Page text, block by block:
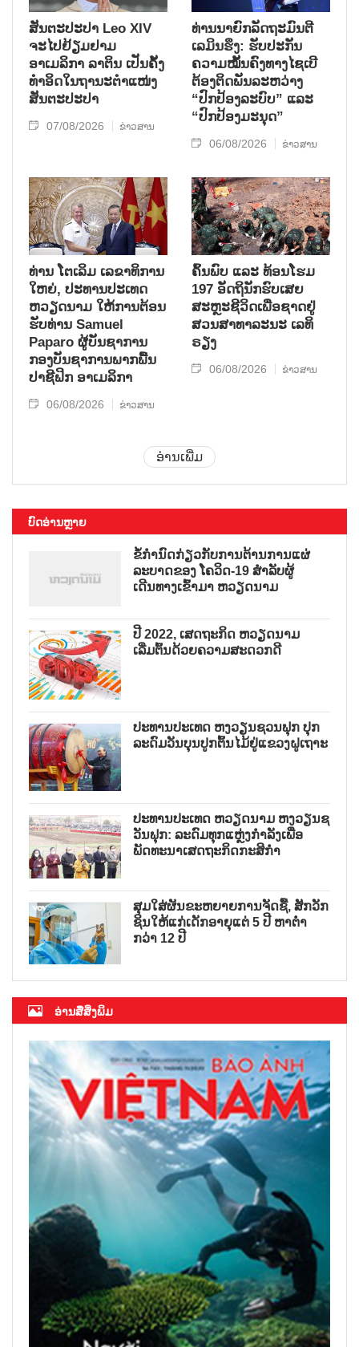
ສັນຕະປະປາ Leo XIV
ຈະໄປຢ້ຽມຢາມ
ອາເມລິກາ ລາຕິນ ເປັນຄັ້ງ
ທຳອິດໃນຖານະຕຳແໜ່ງ
ສັນຕະປະປາ
07/08/2026 ຂ່າວສານ
ທ່ານນາຍົກລັດຖະມົນຕີ
ເລມິນຮຶງ: ຮັບປະກັນ
ຄວາມໝັ້ນຄົງທາງໄຊເບີ
ຕ້ອງຕິດພັນລະຫວ່າງ
“ປົກປ້ອງລະບົບ” ແລະ
“ປົກປ້ອງມະນຸດ”
06/08/2026 ຂ່າວສານ
ທ່ານ ໂຕ​ເລິມ ເລ​ຂາ​ທິ​ການ​
ໃຫຍ່, ປະ​ທານ​ປະ​ເທດ ​
ຫວຽດ​ນາມ ໃຫ້​ການ​ຕ້ອນ​
ຮັບ​ທ່ານ Samuel
Paparo ຜູ້​ບັນ​ຊາ​ການ
ກອງ​ບັນ​ຊາ​ການພາກ​ພື້ນ​
ປາ​ຊີ​ຟິກ ອາ​ເມ​ລິ​ກາ
06/08/2026 ຂ່າວສານ
ຄົ້ນ​ພົບ ແລະ ທ້ອນ​ໂຮມ
197 ອັດ​ຖິ​ນັກ​ຮົບ​ເສຍ​
ສະຫຼະ​ຊີ​ວິດ​ເພື່ອ​ຊາດ​ຢູ່​
ສວນ​ສາ​ທາ​ລະ​ນະ ເລ​ທິ​
ຣຽງ
06/08/2026 ຂ່າວສານ
ອ່ານເພີ່ມ
ບົດອ່ານຫຼາຍ
ຂໍ້ກຳນົດກ່ຽວກັບການຕ້ານການແຜ່
ລະບາດຂອງ ໂຄວິດ-19 ສຳລັບຜູ້
ເດີນທາງເຂົ້າມາ ຫວຽດນາມ
ປີ 2022, ເສດຖະກິດ ຫວຽດນາມ
ເລີ່ມຕົ້ນດ້ວຍຄວາມສະດວກດີ
ປະທານປະເທດ ຫງວຽນຊວນຟຸກ ປຸກ
ລະດົມວັນບຸນປູກຕົ້ນໄມ້ຢູ່ແຂວງຝູເຖາະ
ປະທານປະເທດ ຫວຽດນາມ ຫງວຽນຊ
ວັນຟຸກ: ລະດົມທຸກແຫຼ່ງກຳລັງເພື່ອ
ພັດທະນາເສດຖະກິດກະສິກຳ
ສຸມໃສ່ຜັນຂະຫຍາຍການຈັດຊື້, ສັກວັກ
ຊິນໃຫ້ແກ່ເດັກອາຍຸແຕ່ 5 ປີ ຫາຕ່ຳ
ກວ່າ 12 ປີ
ອ່ານສື່ສິ່ງພິມ